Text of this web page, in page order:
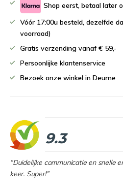
Shop eerst, betaal later
Vóór 17:00u besteld, dezelfde
voorraad)
Gratis verzending vanaf € 59,-
Persoonlijke klantenservice
Bezoek onze winkel in Deurne
9.3
“Duidelijke communicatie en snelle
keer. Super!”